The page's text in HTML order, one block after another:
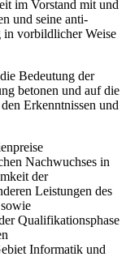
im Vorstand mit und
und seine anti-
in vorbildlicher Weise
Bedeutung der
betonen und auf die
Erkenntnissen und
Nachwuchses in
der
Leistungen des
Qualifikationsphase
Informatik und